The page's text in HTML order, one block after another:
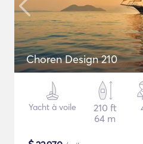
Choren Design 210
Yacht à voile
210 ft
64 m